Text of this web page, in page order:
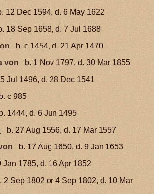
12 Dec 1594, d. 6 May 1622
18 Sep 1658, d. 7 Jul 1688
b. c 1454, d. 21 Apr 1470
von b. 1 Nov 1797, d. 30 Mar 1855
Jul 1496, d. 28 Dec 1541
b. c 985
b. 1444, d. 6 Jun 1495
b. 27 Aug 1556, d. 17 Mar 1557
b. 17 Aug 1650, d. 9 Jan 1653
Jan 1785, d. 16 Apr 1852
2 Sep 1802 or 4 Sep 1802, d. 10 Mar